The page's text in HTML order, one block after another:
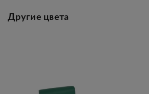
Другие цвета